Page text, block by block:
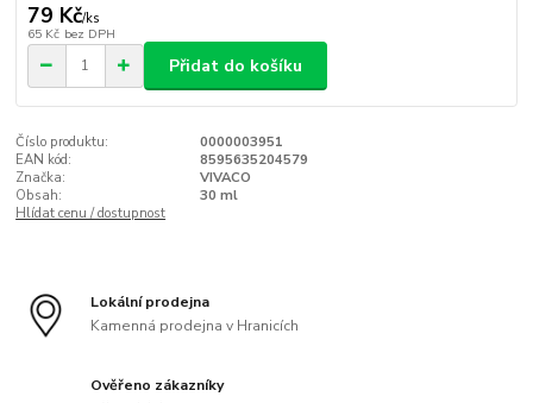
79 Kč/ks
65 Kč bez DPH
Přidat do košíku
Číslo produktu:
0000003951
EAN kód:
8595635204579
Značka:
VIVACO
Obsah:
30 ml
Hlídat cenu / dostupnost
Lokální prodejna
Kamenná prodejna v Hranicích
Ověřeno zákazníky